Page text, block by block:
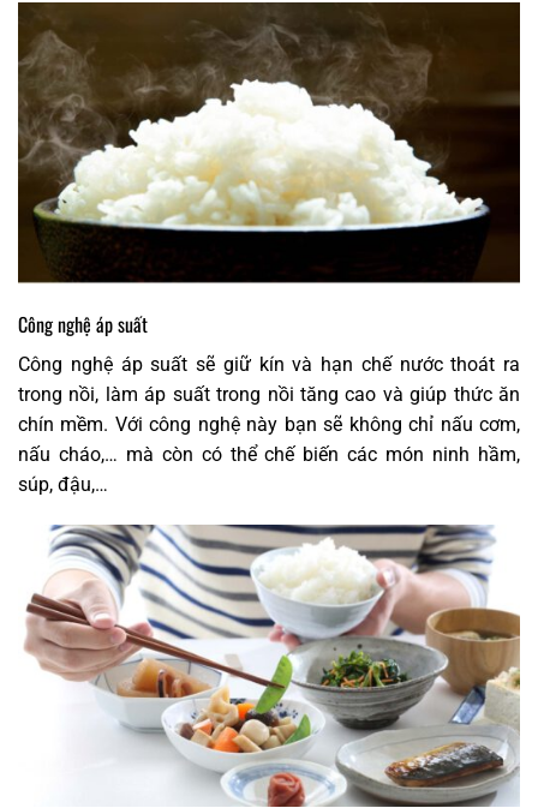
Công nghệ áp suất
Công nghệ áp suất sẽ giữ kín và hạn chế nước thoát ra
trong nồi, làm áp suất trong nồi tăng cao và giúp thức ăn
chín mềm. Với công nghệ này bạn sẽ không chỉ nấu cơm,
nấu cháo,… mà còn có thể chế biến các món ninh hầm,
súp, đậu,…